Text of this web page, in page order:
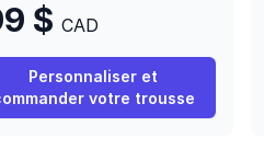
$ CAD
Personnaliser et
votre trousse